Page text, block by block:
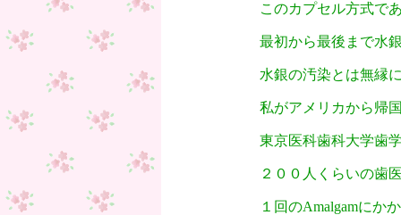
このカプセル方式で
最初から最後まで水
水銀の汚染とは無縁
私がアメリカから帰
東京医科歯科大学歯
２００人くらいの歯
１回のAmalgamにか